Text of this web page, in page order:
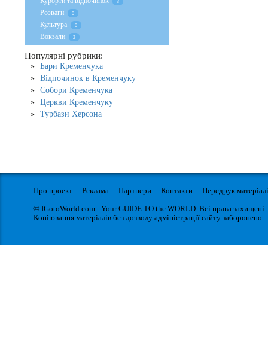
3
Розваги 0
Культура 0
Вокзали 2
Популярні рубрики:
Бари Кременчука
Відпочинок в Кременчуку
Собори Кременчука
Церкви Кременчуку
Турбази Херсона
Про проект Реклама Партнери Контакти
Передрук
© IGotoWorld.com - Your GUIDE TO the WORLD. Всі права захищені.
Копіювання матеріалів без дозволу адміністрації сайту заборонено.